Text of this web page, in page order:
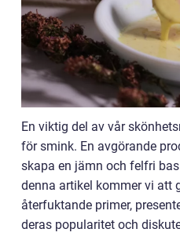
En viktig del av vår
för smink. En avgörande
skapa en jämn och felfri bas
denna artikel kommer vi att
återfuktande primer,
deras popularitet och